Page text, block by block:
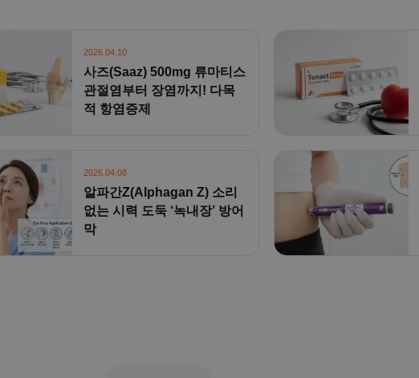
2026.04.10
사즈(Saaz) 500mg 류마티스
관절염부터 장염까지! 다목
적 항염증제
2026.04.08
알파간Z(Alphagan Z) 소리
없는 시력 도둑 ‘녹내장’ 방어
막